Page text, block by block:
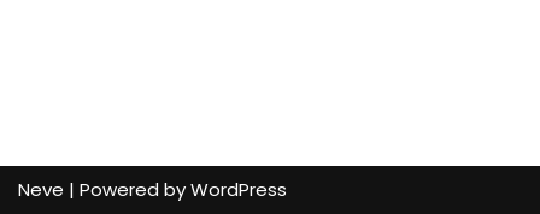
Neve | Powered byWordPress